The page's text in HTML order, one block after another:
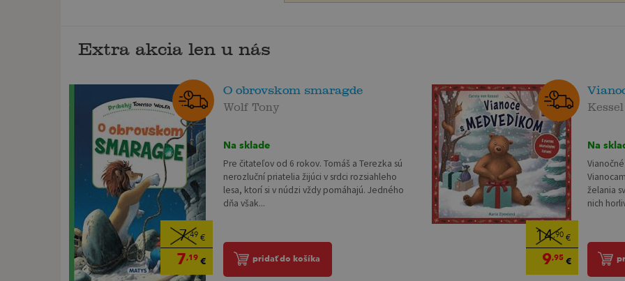
Extra akcia len u nás
7,49 €
7,19€
O obrovskom smaragde
Wolf Tony
Na sklade
Pre čitateľov od 6 rokov. Tomáš a Terezka sú
nerozluční priatelia žijúci v srdci rozsiahleho
lesa, ktorí si v núdzi vždy pomáhajú. Jedného
dňa však...
pridať do košíka
14,90€
9,95€
Na
želania
nich